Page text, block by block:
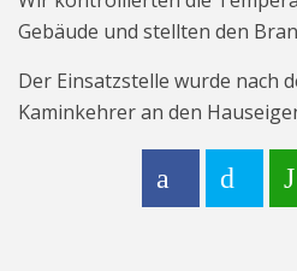
Gebäude und stellten den
Der Einsatzstelle wurde nach
Kaminkehrer an den